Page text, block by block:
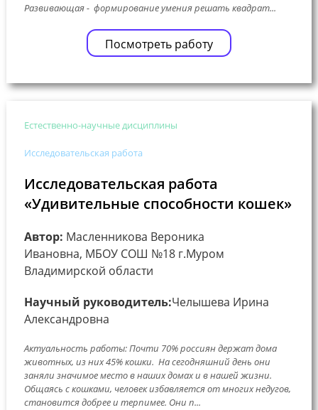
Развивающая - формирование умения решать квадрат...
Посмотреть работу
Естественно-научные дисциплины
Исследовательская работа
Исследовательская работа
«Удивительные способности кошек»
Автор: Масленникова Вероника
Ивановна, МБОУ СОШ №18 г.Муром
Владимирской области
Научный руководитель:Челышева Ирина
Александровна
Актуальность работы: Почти 70% россиян держат дома
животных, из них 45% кошки. На сегодняшний день они
заняли значимое место в наших домах и в нашей жизни.
Общаясь с кошками, человек избавляется от многих недугов,
становится добрее и терпимее. Они п...